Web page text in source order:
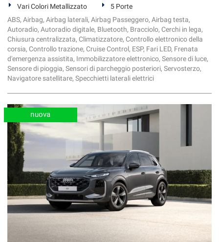
Vari Colori Metallizzato
5 Porte
ABS, Airbag, Airbag laterali, Airbag Passeggero, Airbag testa,
Autoradio, Autoradio digitale, Bluetooth, Bracciolo, Cerchi in lega,
Chiusura centralizzata, Climatizzatore, Controllo elettronico della
corsia, Controllo trazione, Cruise Control, ESP, Fari LED, Frenata
d'emergenza assistita, Immobilizzatore elettronico, Sensore di luce,
Sensore di pioggia, Sensori di parcheggio posteriori, Servosterzo,
Navigatore satellitare, Specchietti laterali elettrici
nuova